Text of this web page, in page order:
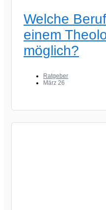
Welche
einem
möglich?
Ratgeber
März 26